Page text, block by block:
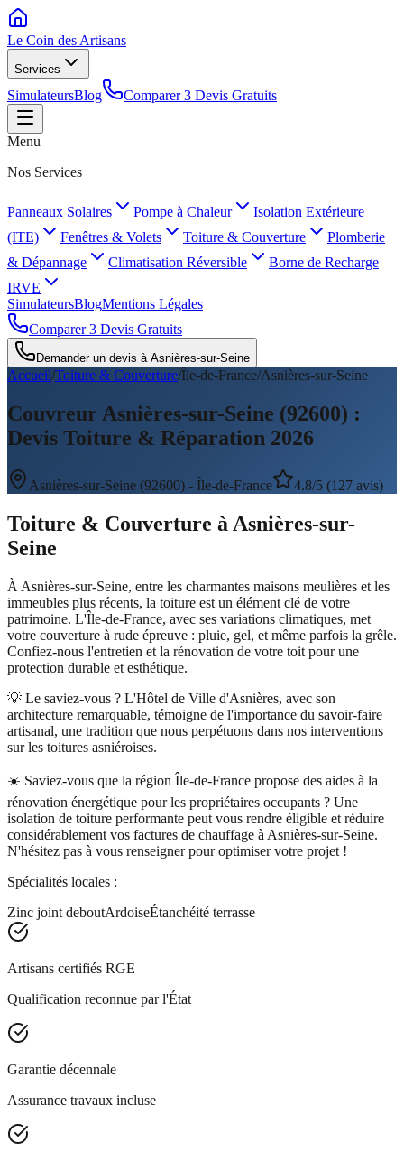
Le Coin des Artisans
Services
SimulateursBlog Comparer 3 Devis Gratuits
Menu
Nos Services
Panneaux Solaires Pompe à Chaleur
Isolation Extérieure
(ITE)
Fenêtres & Volets Toiture & Couverture
Plomberie
& Dépannage
Climatisation Réversible
Borne de Recharge
IRVE
SimulateursBlogMentions Légales
Comparer 3 Devis Gratuits
Demander un devis à Asnières-sur-Seine
Accueil/Toiture & Couverture/Île-de-France/Asnières-sur-Seine
Couvreur Asnières-sur-Seine (92600) :
Devis Toiture & Réparation 2026
Asnières-sur-Seine (92600) - Île-de-France 4.8/5 (127 avis)
Toiture & Couverture à Asnières-sur-
Seine
À Asnières-sur-Seine, entre les charmantes maisons meulières et les
immeubles plus récents, la toiture est un élément clé de votre
patrimoine. L'Île-de-France, avec ses variations climatiques, met
votre couverture à rude épreuve : pluie, gel, et même parfois la grêle.
Confiez-nous l'entretien et la rénovation de votre toit pour une
protection durable et esthétique.
💡 Le saviez-vous ? L'Hôtel de Ville d'Asnières, avec son
architecture remarquable, témoigne de l'importance du savoir-faire
artisanal, une tradition que nous perpétuons dans nos interventions
sur les toitures asniéroises.
☀️ Saviez-vous que la région Île-de-France propose des aides à la
rénovation énergétique pour les propriétaires occupants ? Une
isolation de toiture performante peut vous rendre éligible et réduire
considérablement vos factures de chauffage à Asnières-sur-Seine.
N'hésitez pas à vous renseigner pour optimiser votre projet !
Spécialités locales :
Zinc joint deboutArdoiseÉtanchéité terrasse
Artisans certifiés RGE
Qualification reconnue par l'État
Garantie décennale
Assurance travaux incluse